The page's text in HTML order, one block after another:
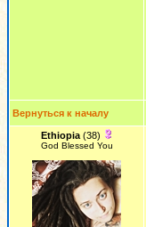
Вернуться к началу
Ethiopia(38)
God Blessed You